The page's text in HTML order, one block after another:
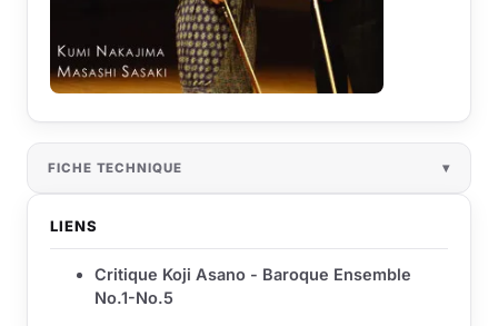
FICHE TECHNIQUE
LIENS
Critique Koji Asano - Baroque Ensemble
No.1-No.5